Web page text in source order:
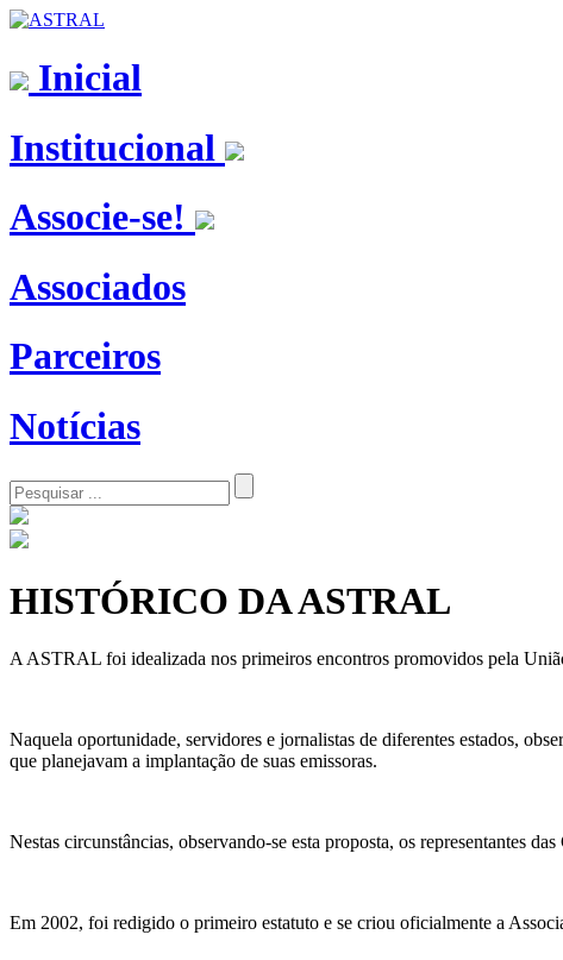
Inicial
Institucional
Associe-se!
Associados
Parceiros
Notícias
HISTÓRICO DA ASTRAL
A ASTRAL foi idealizada nos primeiros encontros promovidos pela
Naquela oportunidade, servidores e jornalistas de diferentes estados,
que planejavam a implantação de suas emissoras.
Nestas circunstâncias, observando-se esta proposta, os representantes
Em 2002, foi redigido o primeiro estatuto e se criou oficialmente a